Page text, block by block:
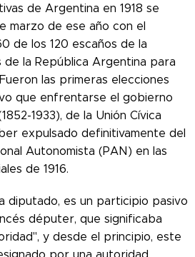
de Argentina en 1918 se
marzo de ese año con el
de los 120 escaños de la
de la República Argentina para
las primeras elecciones
que enfrentarse el gobierno
1933), de la Unión Cívica
expulsado definitivamente del
Autonomista (PAN) en las
de 1916.
diputado, es un participio pasivo
députer, que significaba
y desde el principio, este